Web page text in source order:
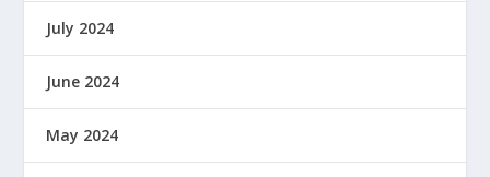
July 2024
June 2024
May 2024